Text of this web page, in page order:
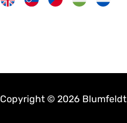
Copyright © 2026